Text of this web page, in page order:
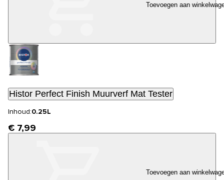
Toevoegen aan
Histor Perfect Finish Muurverf Mat Tester
Inhoud:0.25L
€ 7,99
Toevoegen aan